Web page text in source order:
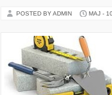
POSTED BY ADMIN MAJ -